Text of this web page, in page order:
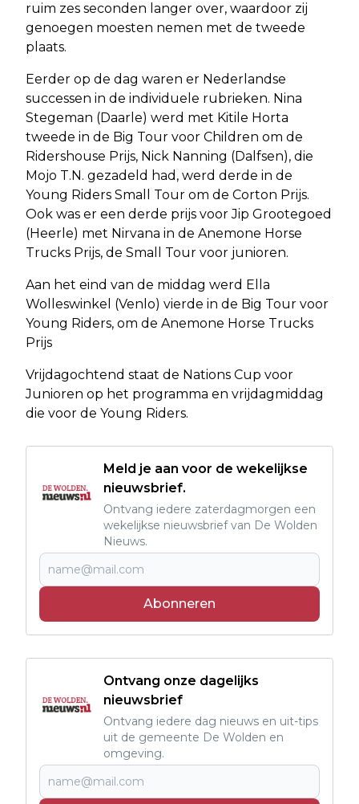
ruim zes seconden langer over, waardoor zij
genoegen moesten nemen met de tweede
plaats.
Eerder op de dag waren er Nederlandse
successen in de individuele rubrieken. Nina
Stegeman (Daarle) werd met Kitile Horta
tweede in de Big Tour voor Children om de
Ridershouse Prijs, Nick Nanning (Dalfsen), die
Mojo T.N. gezadeld had, werd derde in de
Young Riders Small Tour om de Corton Prijs.
Ook was er een derde prijs voor Jip Grootegoed
(Heerle) met Nirvana in de Anemone Horse
Trucks Prijs, de Small Tour voor junioren.
Aan het eind van de middag werd Ella
Wolleswinkel (Venlo) vierde in de Big Tour voor
Young Riders, om de Anemone Horse Trucks
Prijs
Vrijdagochtend staat de Nations Cup voor
Junioren op het programma en vrijdagmiddag
die voor de Young Riders.
Meld je aan voor de wekelijkse
nieuwsbrief.
Ontvang iedere zaterdagmorgen een
wekelijkse nieuwsbrief van De Wolden
Nieuws.
Abonneren
Ontvang onze dagelijks
nieuwsbrief
Ontvang iedere dag nieuws en uit-tips
uit de gemeente De Wolden en
omgeving.